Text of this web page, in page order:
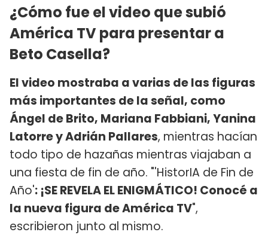
¿Cómo fue el video que subió
América TV para presentar a
Beto Casella?
El video mostraba a varias de las figuras
más importantes de la señal, como
Ángel de Brito, Mariana Fabbiani, Yanina
Latorre y Adrián Pallares, mientras hacían
todo tipo de hazañas mientras viajaban a
una fiesta de fin de año. "'HistorIA de Fin de
Año': ¡SE REVELA EL ENIGMÁTICO! Conocé a
la nueva figura de América TV",
escribieron junto al mismo.